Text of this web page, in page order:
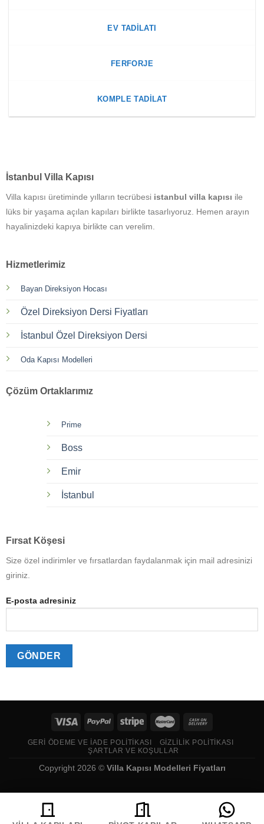
EV TADILATI
FERFORJE
KOMPLE TADILAT
İstanbul Villa Kapısı
Villa kapısı üretiminde yılların tecrübesi istanbul villa kapısı ile
lüks bir yaşama açılan kapıları birlikte tasarlıyoruz. Hemen arayın
hayalinizdeki kapıya birlikte can verelim.
Hizmetlerimiz
Bayan Direksiyon Hocası
Özel Direksiyon Dersi Fiyatları
İstanbul Özel Direksiyon Dersi
Oda Kapısı Modelleri
Çözüm Ortaklarımız
Prime
Boss
Emir
İstanbul
Fırsat Köşesi
Size özel indirimler ve fırsatlardan faydalanmak için mail adresinizi
giriniz.
E-posta adresiniz
GERI ÖDEME VE İADE POLITIKASI
GIZLILIK POLITIKASI
ŞARTLAR VE KOŞULLAR
Copyright 2026 © Villa Kapısı Modelleri Fiyatları